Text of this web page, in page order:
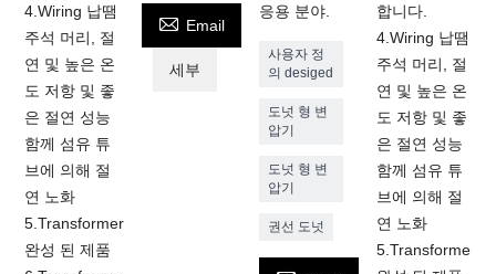
4.Wiring 납땜
주석 머리, 절
연 및 높은 온
도 저항 및 좋
은 절연 성능
함께 섬유 튜
브에 의해 절
연 노화
5.Transformer
완성 된 제품
 Email
세부
응용 분야.
사용자 정
의 desiged
도넛 형 변
압기
도넛 형 변
압기
권선 도넛
합니다.
4.Wiring 납땜
주석 머리, 절
연 및 높은 온
도 저항 및 좋
은 절연 성능
함께 섬유 튜
브에 의해 절
연 노화
5.Transformer